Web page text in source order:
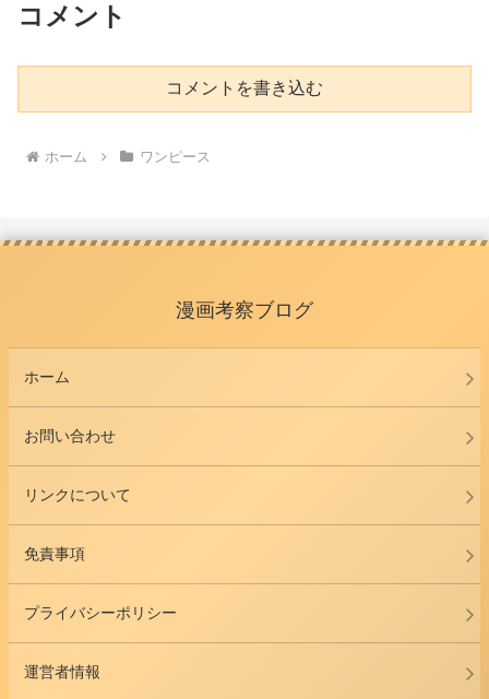
コメント
コメントを書き込む
ホーム ワンピース
漫画考察ブログ
ホーム
お問い合わせ
リンクについて
免責事項
プライバシーポリシー
運営者情報